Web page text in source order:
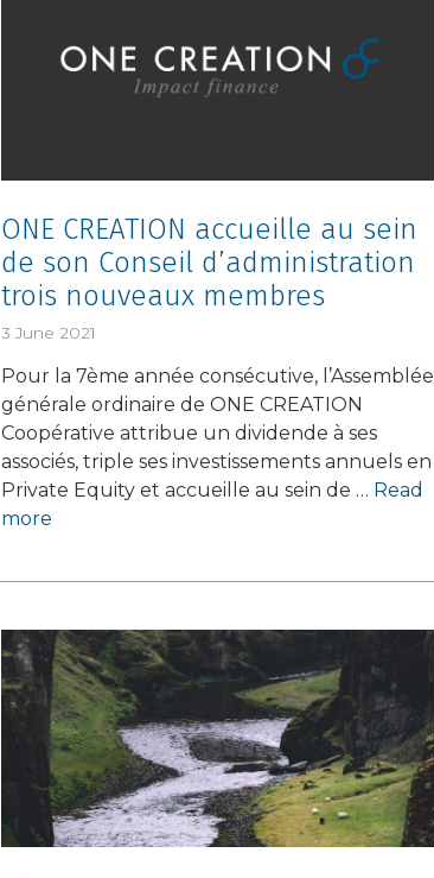
ONE CREATION accueille au sein
de son Conseil d’administration
trois nouveaux membres
3 June 2021
Pour la 7ème année consécutive, l’Assemblée
générale ordinaire de ONE CREATION
Coopérative attribue un dividende à ses
associés, triple ses investissements annuels en
Private Equity et accueille au sein de … Read
more